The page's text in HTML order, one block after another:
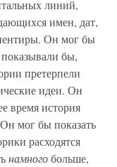
линий,
имен, дат,
Он мог бы
показывали бы,
претерпели
идеи. Он
время история
мог бы показать
расходятся
намногобольше,